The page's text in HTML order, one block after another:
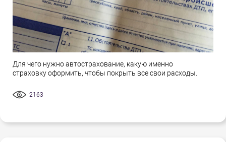
Для чего нужно автострахование, какую именно
страховку оформить, чтобы покрыть все свои расходы.
2163